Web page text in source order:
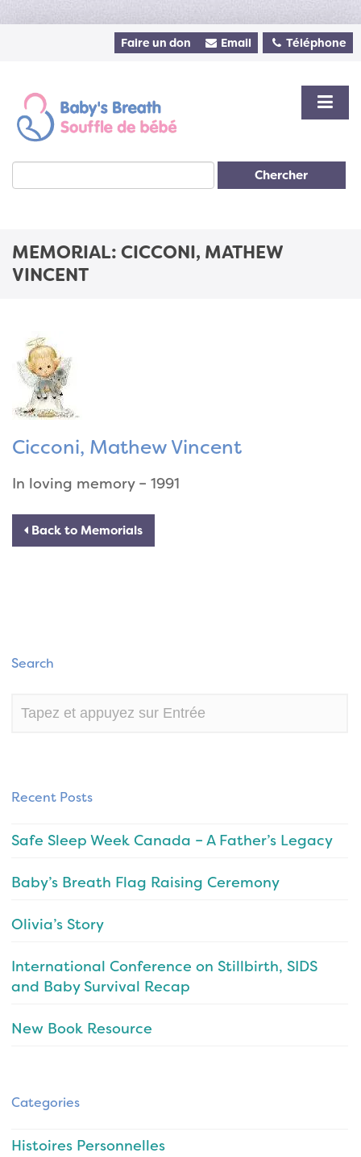
Faire un don Email Téléphone
Chercher
MEMORIAL: CICCONI, MATHEW
VINCENT
Cicconi, Mathew Vincent
In loving memory – 1991
Back to Memorials
Search
Recent Posts
Safe Sleep Week Canada – A Father’s Legacy
Baby’s Breath Flag Raising Ceremony
Olivia’s Story
International Conference on Stillbirth, SIDS
and Baby Survival Recap
New Book Resource
Categories
Histoires Personnelles